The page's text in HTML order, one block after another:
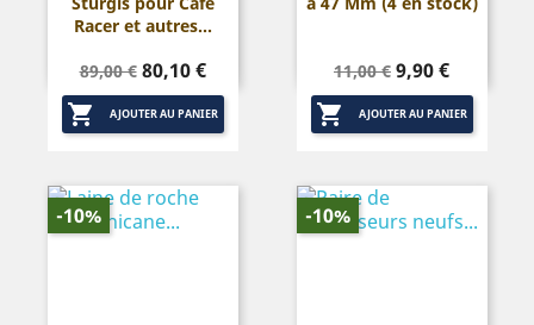
Racer et autres...
Prix
de
base
89,00 € Prix
80,10 €
 AJOUTER AU PANIER
Prix
de
base
11,00 € Prix
9,90 €
 AJOUTER AU PANIER
-10% -10%